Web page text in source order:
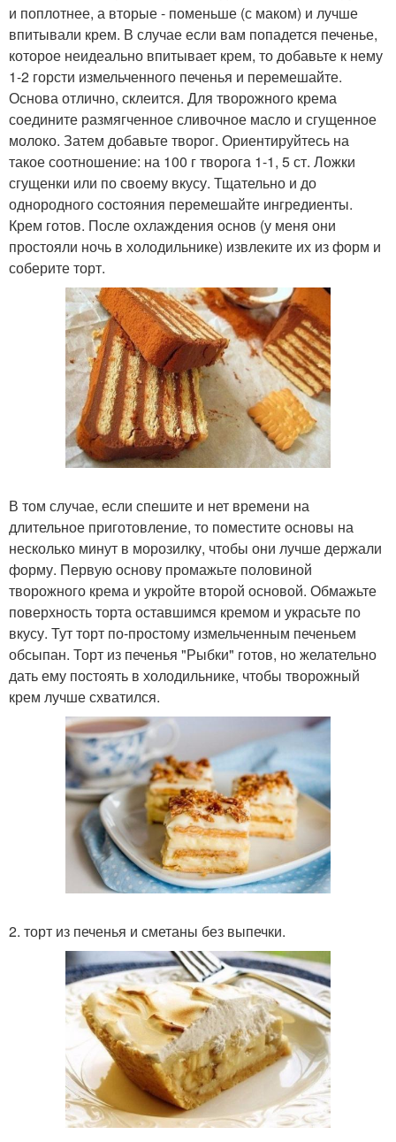
и поплотнее, а вторые - поменьше (с маком) и лучше
впитывали крем. В случае если вам попадется печенье,
которое неидеально впитывает крем, то добавьте к нему
1-2 горсти измельченного печенья и перемешайте.
Основа отлично, склеится. Для творожного крема
соедините размягченное сливочное масло и сгущенное
молоко. Затем добавьте творог. Ориентируйтесь на
такое соотношение: на 100 г творога 1-1, 5 ст. Ложки
сгущенки или по своему вкусу. Тщательно и до
однородного состояния перемешайте ингредиенты.
Крем готов. После охлаждения основ (у меня они
простояли ночь в холодильнике) извлеките их из форм и
соберите торт.
В том случае, если спешите и нет времени на
длительное приготовление, то поместите основы на
несколько минут в морозилку, чтобы они лучше держали
форму. Первую основу промажьте половиной
творожного крема и укройте второй основой. Обмажьте
поверхность торта оставшимся кремом и украсьте по
вкусу. Тут торт по-простому измельченным печеньем
обсыпан. Торт из печенья "Рыбки" готов, но желательно
дать ему постоять в холодильнике, чтобы творожный
крем лучше схватился.
2. торт из печенья и сметаны без выпечки.